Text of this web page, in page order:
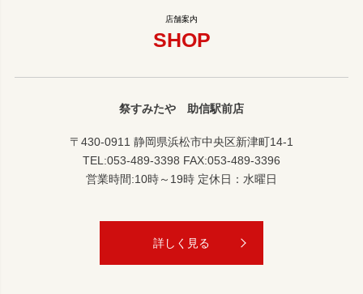
SHOP
祭すみたや 助信駅前店
〒430-0911 静岡県浜松市中央区新津町14-1
TEL:053-489-3398 FAX:053-489-3396
営業時間:10時～19時 定休日：水曜日
詳しく見る